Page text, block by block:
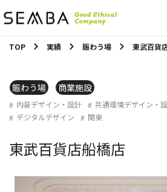
TOP 実績 賑わう場 東武百貨
賑わう場 商業施設
内装デザイン・設計 共通環境デザイン・
デジタルデザイン
関東
東武百貨店船橋店